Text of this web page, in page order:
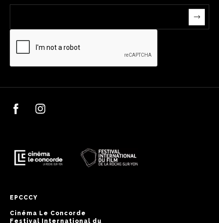
EPCCCY
Cinéma Le Concorde
Festival International du